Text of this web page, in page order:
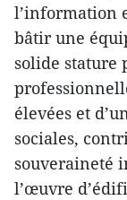
l’information
bâtir une
solide stature
élevées et
sociales,
souveraineté
l’œuvre